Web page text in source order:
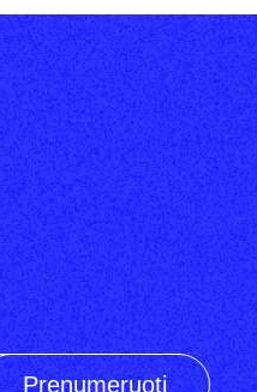
Prenumeruoti